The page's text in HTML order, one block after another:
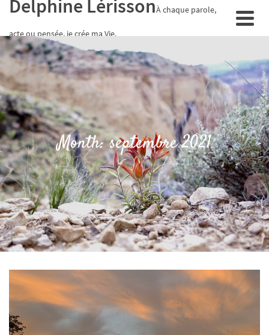
Delphine LérissonÀ chaque parole,
acte ou pensée, je crée ma Vie.
Month: septembre 2021